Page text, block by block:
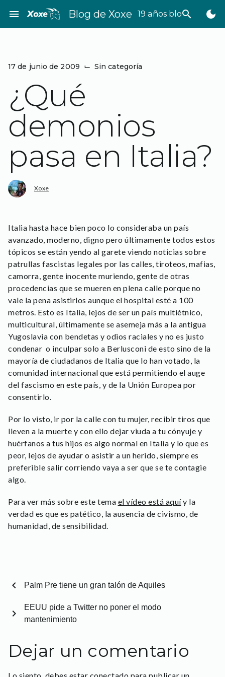
contenido
menu Blog de Xoxe 19 años bloggeando
search dark_mode
17 de junio de 2009 ⌙ Sin categoría
¿Qué
demonios
pasa en Italia?
Xoxe
Italia hasta hace bien poco lo consideraba un país
avanzado, moderno, digno pero últimamente todos estos
tópicos se están yendo al garete viendo noticias sobre
patrullas fascistas legales por las calles, tiroteos, mafias,
camorra, gente inocente muriendo, gente de otras
procedencias que se mueren en plena calle porque no
vale la pena asistirlos aunque el hospital esté a 100
metros. Esto es Italia, lejos de ser un país multiétnico,
multicultural, últimamente se asemeja más a la antigua
Yugoslavia con bendetas y odios raciales y no es justo
condenar o inculpar solo a Berlusconi de esto sino de la
mayoría de ciudadanos de Italia que lo han votado, la
comunidad internacional que está permitiendo el auge
del fascismo en este país, y de la Unión Europea por
consentirlo.
Por lo visto, ir por la calle con tu mujer, recibir tiros que
lleven a la muerte y con ello dejar viuda a tu cónyuje y
huérfanos a tus hijos es algo normal en Italia y lo que es
peor, lejos de ayudar o asistir a un herido, siempre es
preferible salir corriendo vaya a ser que se te contagie
algo.
Para ver más sobre este tema el vídeo está aquíy la
verdad es que es patético, la ausencia de civismo, de
humanidad, de sensibilidad.
chevron_left Palm Pre tiene un gran talón de Aquiles
EEUU pide a Twitter no poner el modo
mantenimiento
chevron_right
Dejar un comentario